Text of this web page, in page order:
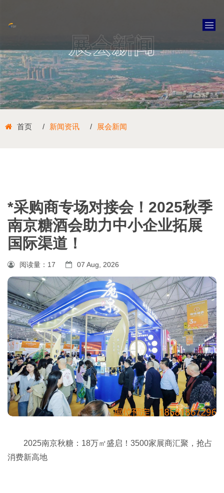
展会新闻
首页 新闻资讯 展会新闻
*采购商专场对接会！2025秋季
南京糖酒会助力中小企业拓展
国际渠道！
阅读量： 17 07 Aug, 2026
2025南京秋糖： 18万㎡盛启！ 3500家展商汇聚，抢占
消费新高地